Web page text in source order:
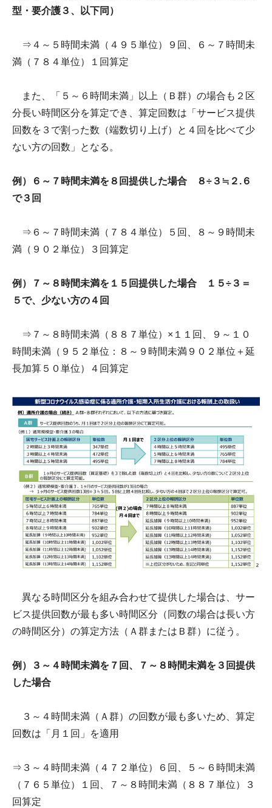
型・要介護３、以下同）
⇒４～５時間未満（４９５単位）９回、６～７時間未
満（７８４単位）１回算定
また、「５～６時間未満」以上（Ｂ群）の場合も２区
分長い時間区分を算定でき、算定回数は「サービス提供
回数を３で割った数（端数切り上げ）と４回を比べて少
ない方の回数」となる。
例）６～７時間未満を８回提供した場合 ８÷３≒２.６
で３回
⇒６～７時間未満（７８４単位）５回、８～９時間未
満（９０２単位）３回算定
例）７～８時間未満を１５回提供した場合 １５÷３＝
５で、少ない方の４回
⇒７～８時間未満（８８７単位）×１１回、９～１０
時間未満（９５２単位：８～９時間未満９０２単位＋延
長加算５０単位）４回算定
異なる時間区分を組み合わせて提供した場合は、サー
ビス提供回数が最も多い時間区分（同数の場合は長い方
の時間区分）の算定方法（Ａ群またはＢ群）に従う。
例）３～４時間未満を７回、７～８時間未満を３回提供
した場合
３～４時間未満（Ａ群）の回数が最も多いため、算定
回数は「月１回」を適用
⇒３～４時間未満（４７２単位）６回、５～６時間未満
（７６５単位）１回、７～８時間未満（８８７単位）３
回算定